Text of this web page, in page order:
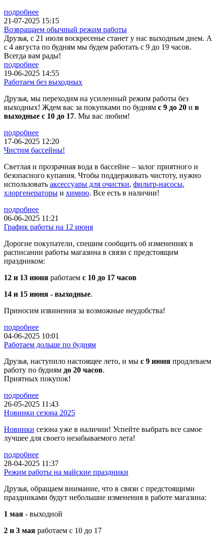
подробнее
21-07-2025 15:15
Возвращаем обычный режим работы
Друзья, с 21 июля воскресенье станет у нас выходным днем. А
с 4 августа по будням мы будем работать с 9 до 19 часов.
Всегда вам рады!
подробнее
19-06-2025 14:55
Работаем без выходных
Друзья, мы переходим на усиленный режим работы без
выходных! Ждем вас за покупками по будням с 9 до 20 и в
выходные с 10 до 17. Мы вас любим!
подробнее
17-06-2025 12:20
Чистим бассейны!
Светлая и прозрачная вода в бассейне – залог приятного и
безопасного купания. Чтобы поддерживать чистоту, нужно
использовать аксессуары для очистки, фильтр-насосы,
хлоргенераторы и химию. Все есть в наличии!
подробнее
06-06-2025 11:21
График работы на 12 июня
Дорогие покупатели, спешим сообщить об изменениях в
расписании работы магазина в связи с предстоящим
праздником:
12 и 13 июня работаем с 10 до 17 часов
14 и 15 июня - выходные.
Приносим извинения за возможные неудобства!
подробнее
04-06-2025 10:01
Работаем дольше по будням
Друзья, наступило настоящее лето, и мы с 9 июня продлеваем
работу по будням до 20 часов.
Приятных покупок!
подробнее
26-05-2025 11:43
Новинки сезона 2025
Новинки сезона уже в наличии! Успейте выбрать все самое
лучшее для своего незабываемого лета!
подробнее
28-04-2025 11:37
Режим работы на майские праздники
Друзья, обращаем внимание, что в связи с предстоящими
праздниками будут небольшие изменения в работе магазина:
1 мая - выходной
2 и 3 мая работаем с 10 до 17